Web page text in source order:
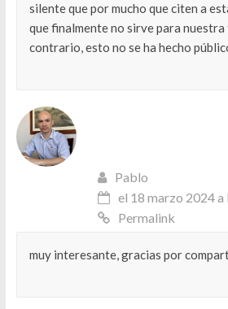
silente que por mucho que citen a
que finalmente no sirve para
contrario, esto no se ha hecho
Pablo
el 18 marzo 2024 a
Permalink
muy interesante, gracias por